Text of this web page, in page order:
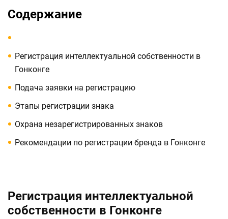
Содержание
Регистрация интеллектуальной собственности в
Гонконге
Подача заявки на регистрацию
Этапы регистрации знака
Охрана незарегистрированных знаков
Рекомендации по регистрации бренда в Гонконге
Регистрация интеллектуальной
собственности в Гонконге